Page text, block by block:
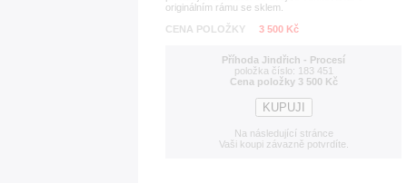
originálním rámu se sklem.
CENA POLOŽKY
3 500 Kč
Příhoda Jindřich - Procesí
položka číslo: 183 451
Cena položky 3 500 Kč
Na následující stránce
Vaši koupi závazně potvrdíte.